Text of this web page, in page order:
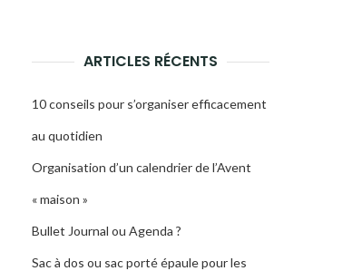
ARTICLES RÉCENTS
10 conseils pour s’organiser efficacement
au quotidien
Organisation d’un calendrier de l’Avent
« maison »
Bullet Journal ou Agenda ?
Sac à dos ou sac porté épaule pour les